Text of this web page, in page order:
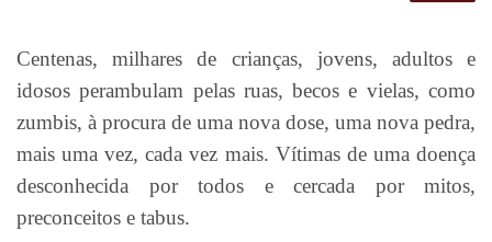
Centenas, milhares de crianças, jovens, adultos e
idosos perambulam pelas ruas, becos e vielas, como
zumbis, à procura de uma nova dose, uma nova pedra,
mais uma vez, cada vez mais. Vítimas de uma doença
desconhecida por todos e cercada por mitos,
preconceitos e tabus.